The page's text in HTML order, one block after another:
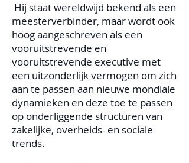
Hij staat wereldwijd bekend als een
meesterverbinder, maar wordt ook
hoog aangeschreven als een
vooruitstrevende en
vooruitstrevende executive met
een uitzonderlijk vermogen om zich
aan te passen aan nieuwe mondiale
dynamieken en deze toe te passen
op onderliggende structuren van
zakelijke, overheids- en sociale
trends.